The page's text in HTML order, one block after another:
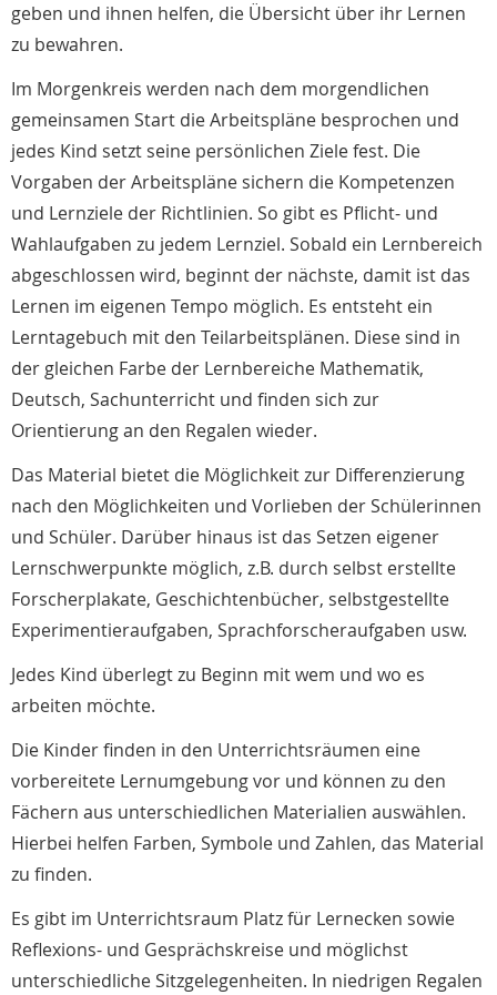
geben und ihnen helfen, die Übersicht über ihr Lernen
zu bewahren.
Im Morgenkreis werden nach dem morgendlichen
gemeinsamen Start die Arbeitspläne besprochen und
jedes Kind setzt seine persönlichen Ziele fest. Die
Vorgaben der Arbeitspläne sichern die Kompetenzen
und Lernziele der Richtlinien. So gibt es Pflicht- und
Wahlaufgaben zu jedem Lernziel. Sobald ein Lernbereich
abgeschlossen wird, beginnt der nächste, damit ist das
Lernen im eigenen Tempo möglich. Es entsteht ein
Lerntagebuch mit den Teilarbeitsplänen. Diese sind in
der gleichen Farbe der Lernbereiche Mathematik,
Deutsch, Sachunterricht und finden sich zur
Orientierung an den Regalen wieder.
Das Material bietet die Möglichkeit zur Differenzierung
nach den Möglichkeiten und Vorlieben der Schülerinnen
und Schüler. Darüber hinaus ist das Setzen eigener
Lernschwerpunkte möglich, z.B. durch selbst erstellte
Forscherplakate, Geschichtenbücher, selbstgestellte
Experimentieraufgaben, Sprachforscheraufgaben usw.
Jedes Kind überlegt zu Beginn mit wem und wo es
arbeiten möchte.
Die Kinder finden in den Unterrichtsräumen eine
vorbereitete Lernumgebung vor und können zu den
Fächern aus unterschiedlichen Materialien auswählen.
Hierbei helfen Farben, Symbole und Zahlen, das Material
zu finden.
Es gibt im Unterrichtsraum Platz für Lernecken sowie
Reflexions- und Gesprächskreise und möglichst
unterschiedliche Sitzgelegenheiten. In niedrigen Regalen